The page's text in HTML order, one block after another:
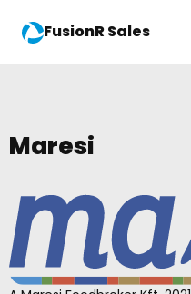
FusionR Sales
Maresi